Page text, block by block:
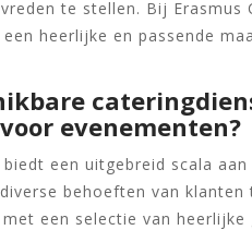
te stellen. Bij Erasmus
heerlijke en passende
evenementen?
biedt een uitgebreid scala
behoeften van
een selectie van heerlijke